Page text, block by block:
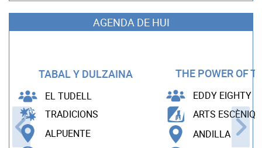
AGENDA DE HUI
TABAL Y DULZAINA
EL TUDELL
TRADICIONS
ALPUENTE
THE POWER OF
EDDY EIGHTY
ARTS
ANDILLA